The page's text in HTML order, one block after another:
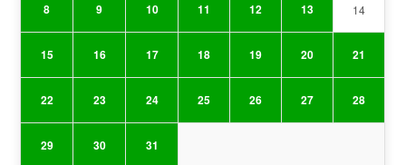
8 9 10 11 12 13 14
15 16 17 18 19 20 21
22 23 24 25 26 27 28
29 30 31